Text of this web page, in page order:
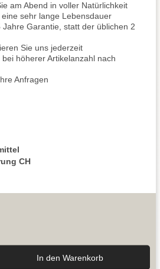
am Abend in voller Natürlichkeit
sehr lange Lebensdauer
Jahre Garantie, statt der üblichen 2
Sie uns jederzeit
höherer Artikelanzahl nach
Anfragen
CH
In den Warenkorb